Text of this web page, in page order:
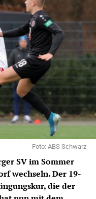
Foto: ABS Schwarz
SV im Sommer
wechseln. Der 19-
die der